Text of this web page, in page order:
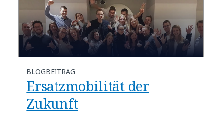
BLOGBEITRAG
Ersatzmobilität der
Zukunft